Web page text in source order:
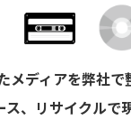
ィアを弊社で
、リサイクルで